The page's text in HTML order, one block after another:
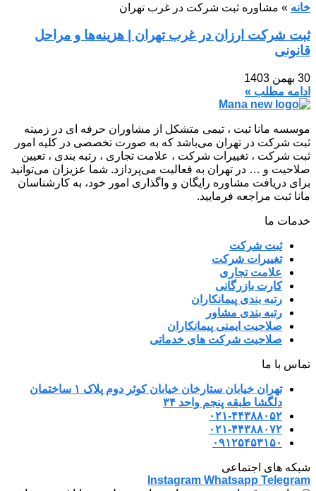
خانه » مشاوره ثبت شرکت در غرب تهران
ثبت شرکت ارزان در غرب تهران | هزینه‌ها و مراحل
قانونی
30 بهمن 1403
ادامه مطلب »
موسسه مانا ثبت ، تیمی متشکل از مشاوران حرفه ای در زمینه
ثبت شرکت در تهران می‌باشد که به صورت تخصصی در کلیه امور
ثبت شرکت ، تغییرات شرکت ، علامت تجاری ، رتبه بندی ، تعیین
صلاحیت و … در تهران به فعالیت می‌پردازد. شما عزیزان می‌توانید
برای دریافت مشاوره رایگان و واگذاری امور خود، به کارشناسان
مانا ثبت مراجعه فرمایید.
خدمات ما
ثبت شرکت
تغییرات شرکت
علامت تجاری
کارت بازرگانی
رتبه بندی پیمانکاران
رتبه بندی مشاور
صلاحیت ایمنی پیمانکاران
صلاحیت شرکت های خدماتی
تماس با ما
تهران خیابان ستارخان خیابان کوثر دوم پلاک ۱ ساختمان
دلگشا طبقه پنجم واحد ۳۴
۰۲۱-۴۴۳۸۸۰۵۲
۰۲۱-۴۴۳۸۸۰۷۲
۰۹۱۲۵۴۵۳۱۵۰
شبکه های اجتماعی
Instagram Whatsapp Telegram